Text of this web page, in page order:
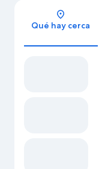
Qué hay cerca